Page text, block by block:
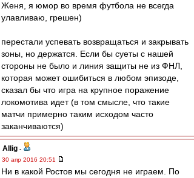
Женя, я юмор во время футбола не всегда
улавливаю, грешен)
перестали успевать возвращаться и закрывать
зоны, но держатся. Если бы суеты с нашей
стороны не было и линия защиты не из ФНЛ,
которая может ошибиться в любом эпизоде,
сказал бы что игра на крупное поражение
локомотива идет (в том смысле, что такие
матчи примерно таким исходом часто
заканчиваются)
Allig -
30 апр 2016 20:51
Ни в какой Ростов мы сегодня не играем. По